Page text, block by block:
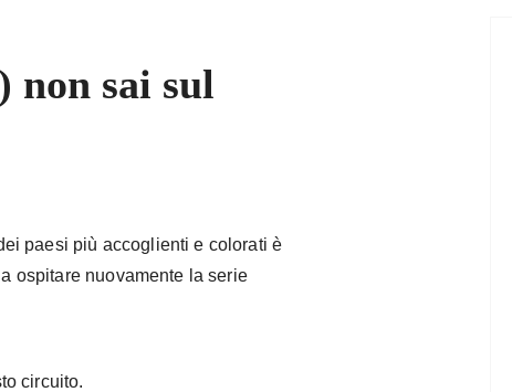
non sai sul
paesi più accoglienti e colorati è
ospitare nuovamente la serie
circuito.